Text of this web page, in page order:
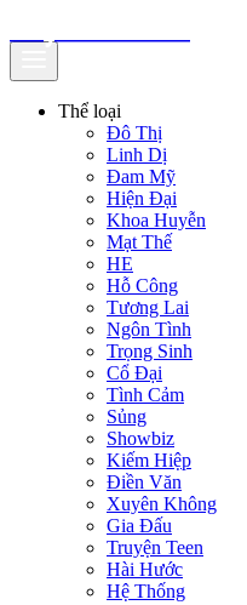
Thể loại
Đô Thị
Linh Dị
Đam Mỹ
Hiện Đại
Khoa Huyễn
Mạt Thế
HE
Hỗ Công
Tương Lai
Ngôn Tình
Trọng Sinh
Cổ Đại
Tình Cảm
Sủng
Showbiz
Kiếm Hiệp
Điền Văn
Xuyên Không
Gia Đấu
Truyện Teen
Hài Hước
Hệ Thống